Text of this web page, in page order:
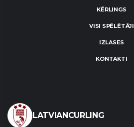
KĒRLINGS
VISI SPĒLĒTĀJI
IZLASES
KONTAKTI
LATVIANCURLING